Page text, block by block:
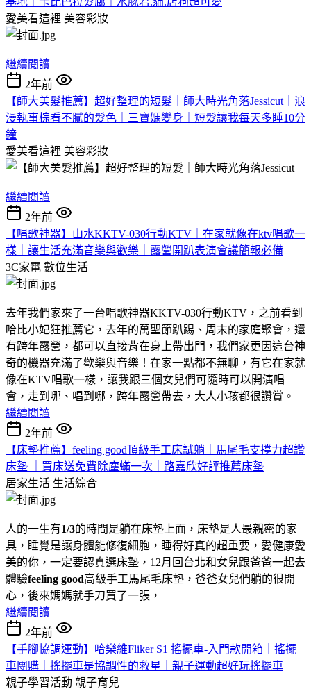
愛美看這裡 美容彩妝
繼續閱讀
2年前
【師大美髮推薦】超好整理的短髮｜師大時光角落Jessicut｜浪
漫執事棕看不膩的髮色｜三寶媽變身｜短髮讓我每天多睡10分
鐘
愛美看這裡 美容彩妝
繼續閱讀
2年前
【唱歌神器】山水KKTV-030行動KTV｜在家就像在ktv唱歌一
樣｜讓生活充滿音樂與歡樂｜露營開趴表演會議簡報必備
3C家電 數位生活
去年我們家來了一台唱歌神器KKTV-030行動KTV，之前看到
哈比小妃狂推薦它，去年的萬聖節趴踢、周末的家庭聚會，還
有跨年露營，都可以直接背在身上帶出門，我們家更因這台神
奇的機器充滿了歡樂與音樂！在家一點都不無聊，有它在家就
像在KTV唱歌一樣，讓我跟三個女兒們可隨時可以開演唱
會，走到哪、唱到哪，跨年露營帶去，大人小孩都很讚賞。
繼續閱讀
2年前
【床墊推薦】feeling good頂級手工床試躺｜馬尾毛支撐力超讚
床墊 ｜買床送免費除塵蟎一次｜路嘉欣好評推薦床墊
居家生活 生活綜合
人的一生有1/3的時間是躺在床墊上面，床墊是人最親密的家
具，睡覺是讓身體能修復細胞，睡得好真的超重要，愛健康愛
美的你，一定要認真選床墊，12月回台北和女兒跟爸爸一起去
體驗feeling good高級手工馬尾毛床墊，爸爸女兒們躺的很開
心，後來媽媽就手刀買了一張，
繼續閱讀
2年前
【手腳協調運動】哈樂維Fliker S1 搖擺車-入門款開箱｜搖擺
車團購｜搖擺車是協調性的救星｜親子運動超好玩搖擺車
親子學習活動 親子育兒